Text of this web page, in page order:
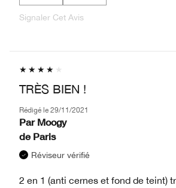
Signaler Cet Avis
TRÈS BIEN !
Rédigé le 29/11/2021
Par Moogy
de Paris
Réviseur vérifié
2 en 1 (anti cernes et fond de teint)